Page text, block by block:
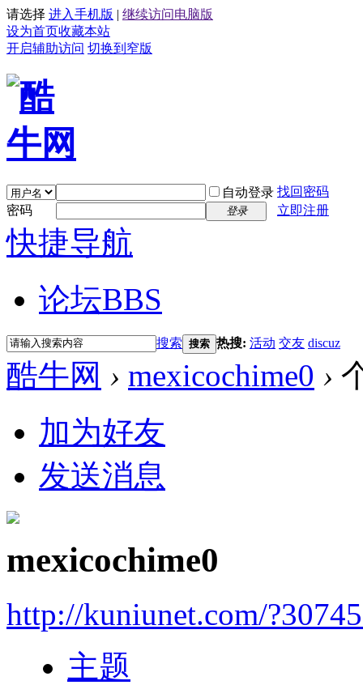
请选择 进入手机版 | 继续访问电脑版
设为首页收藏本站
开启辅助访问 切换到窄版
自动登录 找回密码
密码
登录 立即注册
快捷导航
论坛BBS
搜索 搜索 热搜: 活动 交友 discuz
酷牛网 › mexicochime0 ›
加为好友
发送消息
mexicochime0
http://kuniunet.com/
主题